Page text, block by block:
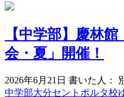
【中学部】慶林
会・夏」開催！
2026年6月21日 書いた人：
中学部大分セントポルタ校